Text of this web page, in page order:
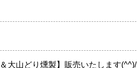
大山どり燻製】販売いたします(^^)/